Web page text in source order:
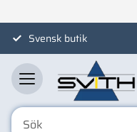
MenySvensk butik
Lättillgänglig